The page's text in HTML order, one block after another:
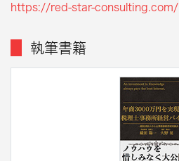
https://red-star-consulting.com/
執筆書籍